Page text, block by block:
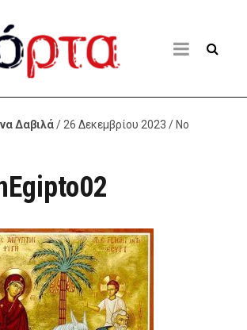
Δαβιλά/ 26 Δεκεμβρίου 2023 / No